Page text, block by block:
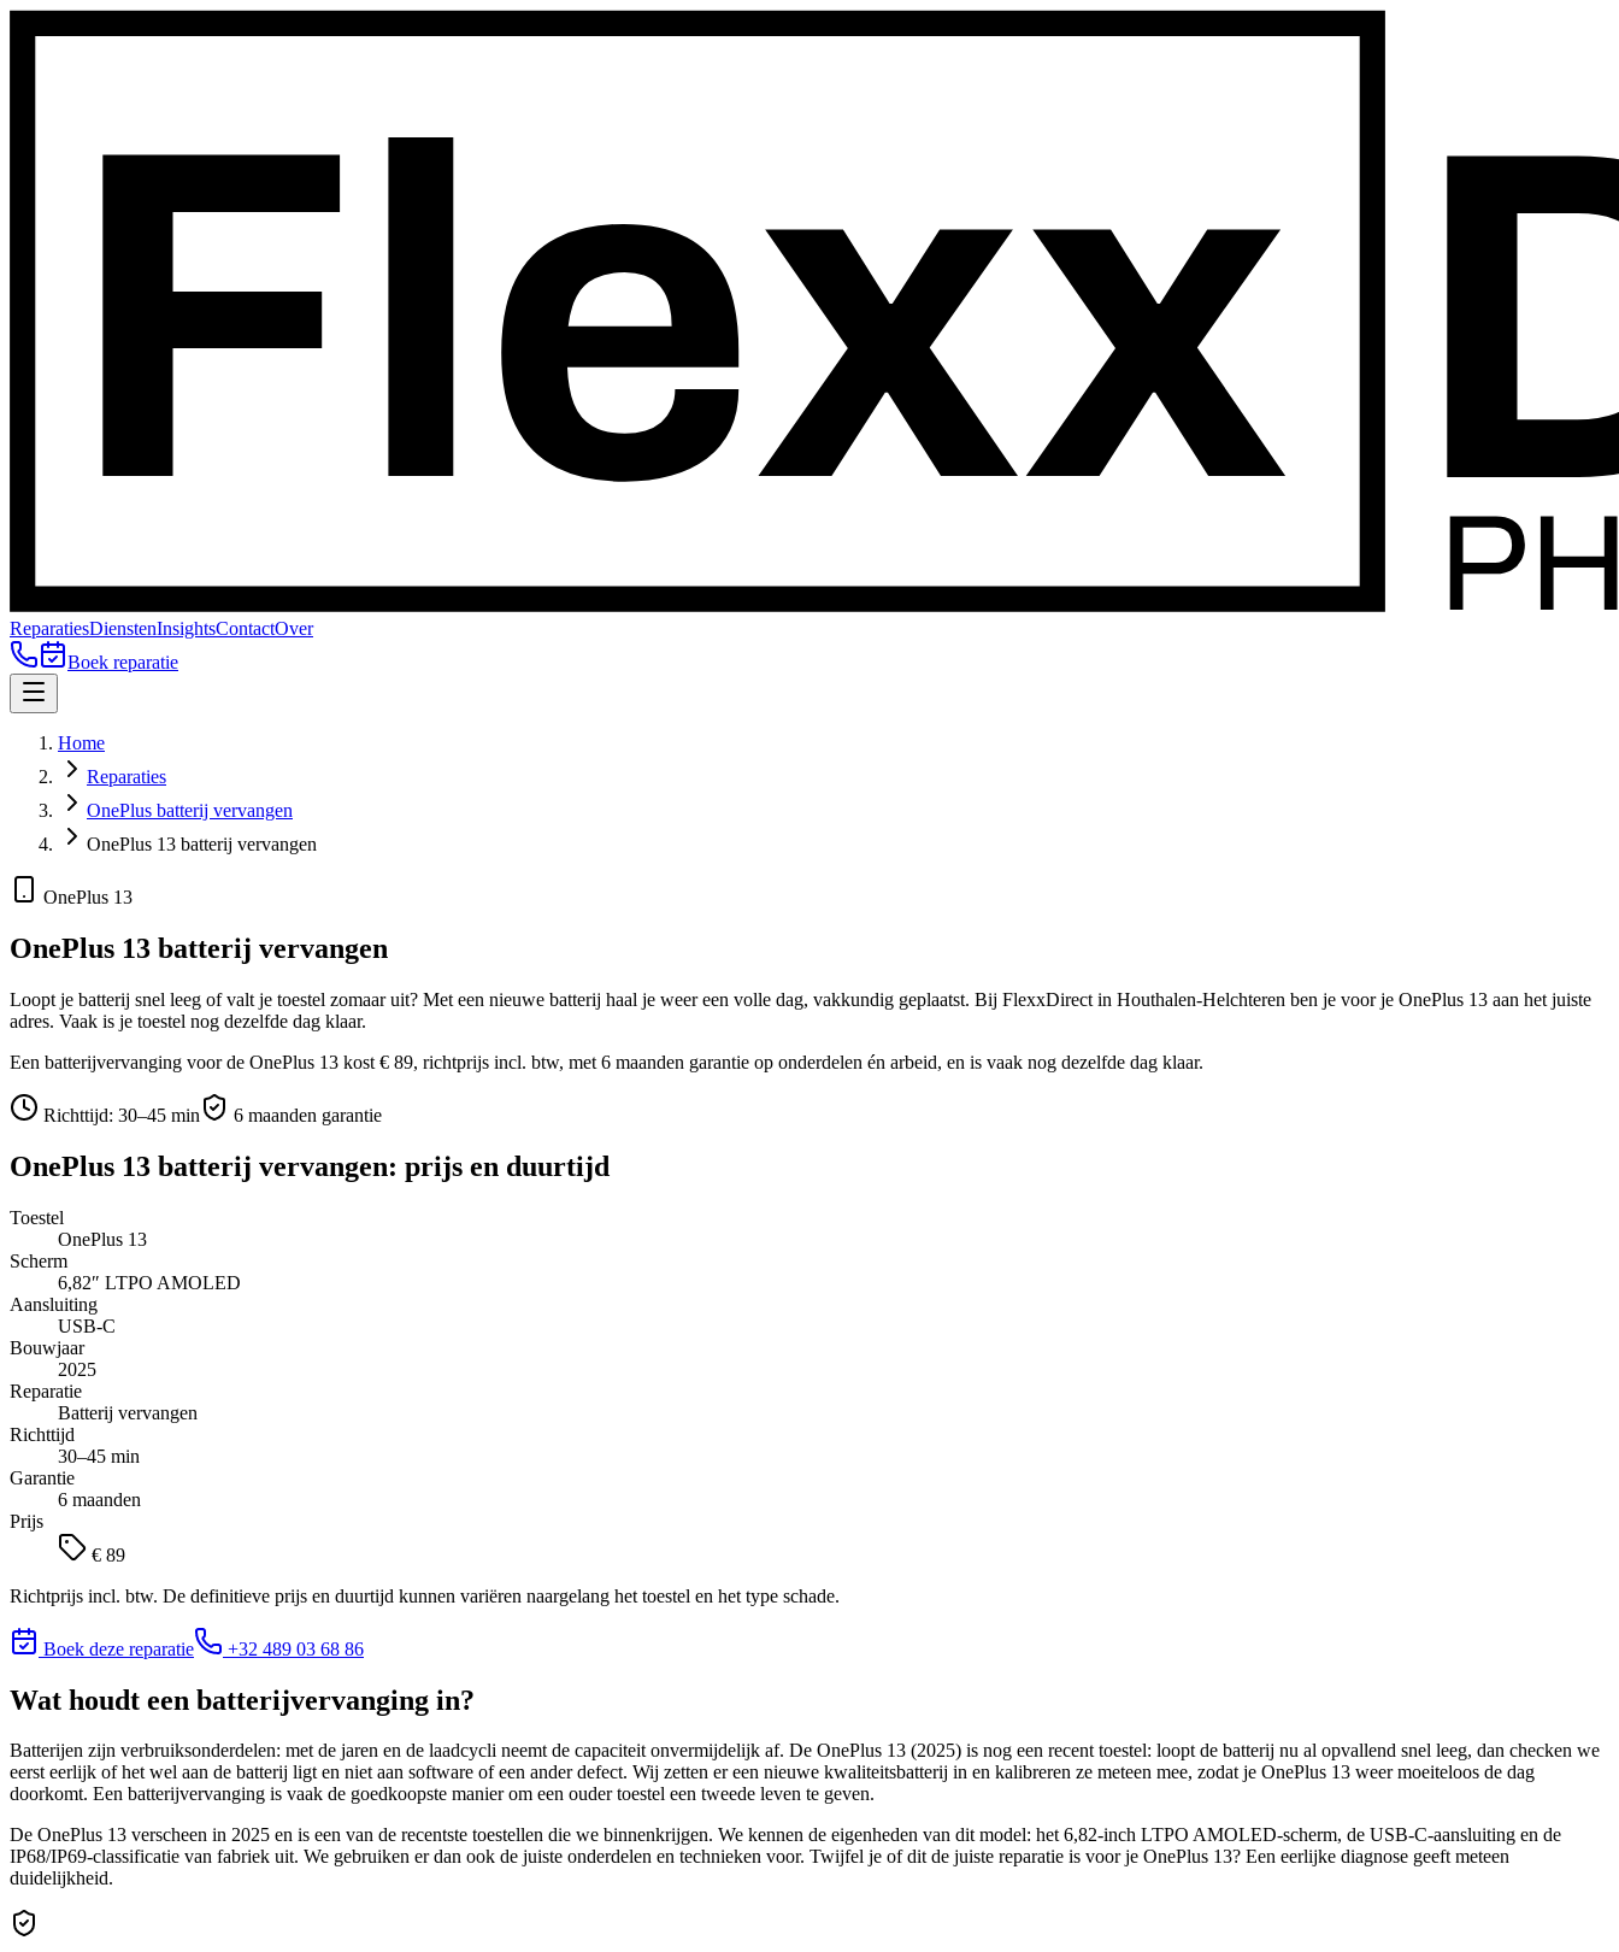
ReparatiesDienstenInsightsContactOver
Boek reparatie
Home
Reparaties
OnePlus batterij vervangen
OnePlus 13 batterij vervangen
OnePlus 13
OnePlus 13 batterij vervangen
Loopt je batterij snel leeg of valt je toestel zomaar uit? Met een nieuwe batterij haal je weer een volle dag, vakkundig geplaatst. Bij FlexxDirect in Houthalen-Helchteren ben je voor je OnePlus 13 aan het juiste
adres. Vaak is je toestel nog dezelfde dag klaar.
Een batterijvervanging voor de OnePlus 13 kost € 89, richtprijs incl. btw, met 6 maanden garantie op onderdelen én arbeid, en is vaak nog dezelfde dag klaar.
Richttijd: 30–45 min 6 maanden garantie
OnePlus 13 batterij vervangen: prijs en duurtijd
Toestel
OnePlus 13
Scherm
6,82″ LTPO AMOLED
Aansluiting
USB-C
Bouwjaar
2025
Reparatie
Batterij vervangen
Richttijd
30–45 min
Garantie
6 maanden
Prijs
€ 89
Richtprijs incl. btw. De definitieve prijs en duurtijd kunnen variëren naargelang het toestel en het type schade.
Boek deze reparatie +32 489 03 68 86
Wat houdt een batterijvervanging in?
Batterijen zijn verbruiksonderdelen: met de jaren en de laadcycli neemt de capaciteit onvermijdelijk af. De OnePlus 13 (2025) is nog een recent toestel: loopt de batterij nu al opvallend snel leeg, dan checken we
eerst eerlijk of het wel aan de batterij ligt en niet aan software of een ander defect. Wij zetten er een nieuwe kwaliteitsbatterij in en kalibreren ze meteen mee, zodat je OnePlus 13 weer moeiteloos de dag
doorkomt. Een batterijvervanging is vaak de goedkoopste manier om een ouder toestel een tweede leven te geven.
De OnePlus 13 verscheen in 2025 en is een van de recentste toestellen die we binnenkrijgen. We kennen de eigenheden van dit model: het 6,82-inch LTPO AMOLED-scherm, de USB-C-aansluiting en de
IP68/IP69-classificatie van fabriek uit. We gebruiken er dan ook de juiste onderdelen en technieken voor. Twijfel je of dit de juiste reparatie is voor je OnePlus 13? Een eerlijke diagnose geeft meteen
duidelijkheid.